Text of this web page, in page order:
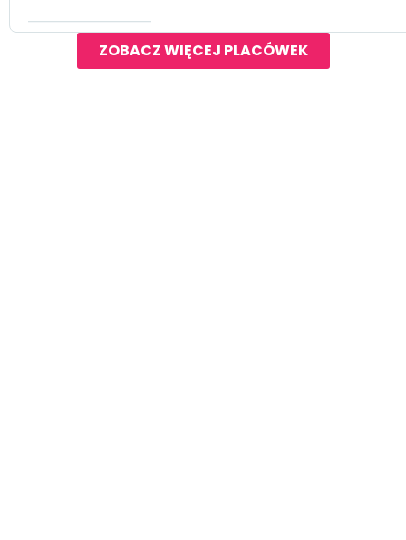
ZOBACZ WIĘCEJ PLACÓWEK